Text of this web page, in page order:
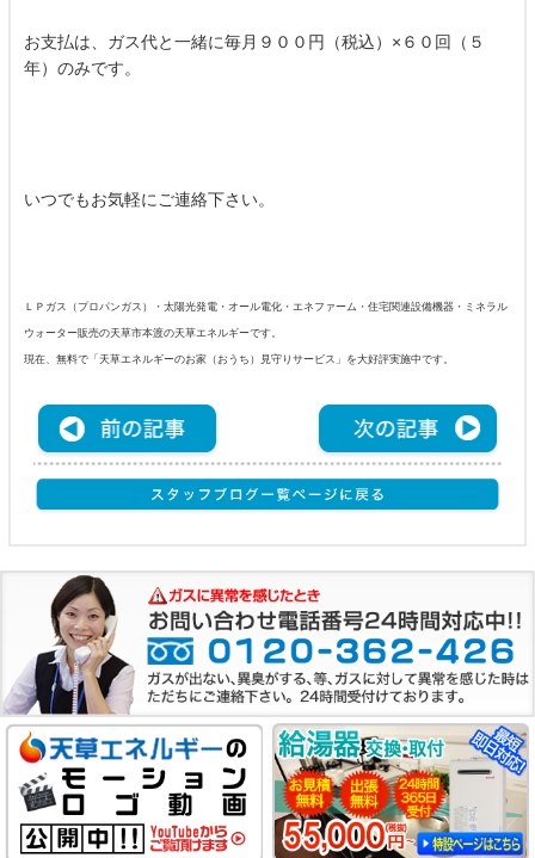
お支払は、ガス代と一緒に毎月９００円（税込）×６０回（５
年）のみです。
いつでもお気軽にご連絡下さい。
ＬＰガス（プロパンガス）・太陽光発電・オール電化・エネファーム・住宅関連設備機器・ミネラル
ウォーター販売の天草市本渡の天草エネルギーです。
現在、無料で「天草エネルギーのお家（おうち）見守りサービス」を大好評実施中です。